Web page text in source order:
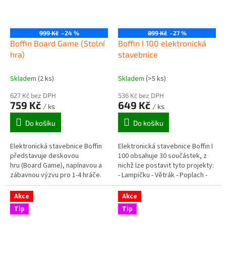
999 Kč –24 %
Boffin Board Game (Stolní
hra)
Skladem (2 ks)
627 Kč bez DPH
759 Kč / ks
Do košíku
Elektronická stavebnice Boffin
představuje deskovou
hru (Board Game), napínavou a
zábavnou výzvu pro 1-4 hráče.
899 Kč –27 %
Boffin I 100 elektronická
stavebnice
Skladem (>5 ks)
536 Kč bez DPH
649 Kč / ks
Do košíku
Elektronická stavebnice Boffin I
100 obsahuje 30 součástek, z
nichž lze postavit tyto projekty:
- Lampičku - Větrák - Poplach -
Sirénu -...
Akce
Tip
Akce
Tip